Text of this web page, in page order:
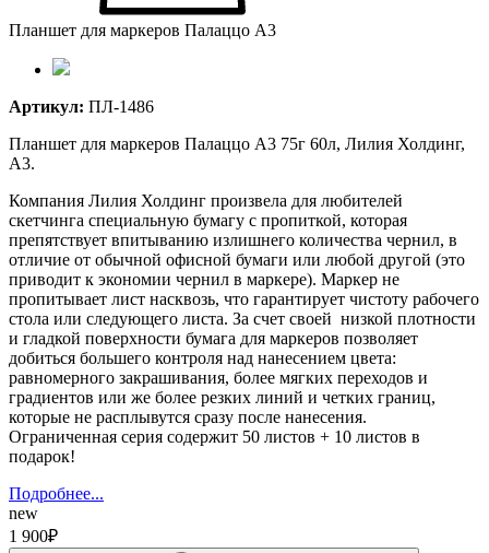
Планшет для маркеров Палаццо А3
Артикул: ПЛ-1486
Планшет для маркеров Палаццо А3 75г 60л, Лилия Холдинг,
А3.
Компания Лилия Холдинг произвела для любителей
скетчинга специальную бумагу с пропиткой, которая
препятствует впитыванию излишнего количества чернил, в
отличие от обычной офисной бумаги или любой другой (это
приводит к экономии чернил в маркере). Маркер не
пропитывает лист насквозь, что гарантирует чистоту рабочего
стола или следующего листа. За счет своей низкой плотности
и гладкой поверхности бумага для маркеров позволяет
добиться большего контроля над нанесением цвета:
равномерного закрашивания, более мягких переходов и
градиентов или же более резких линий и четких границ,
которые не расплывутся сразу после нанесения.
Ограниченная серия содержит 50 листов + 10 листов в
подарок!
Подробнее...
new
1 900₽